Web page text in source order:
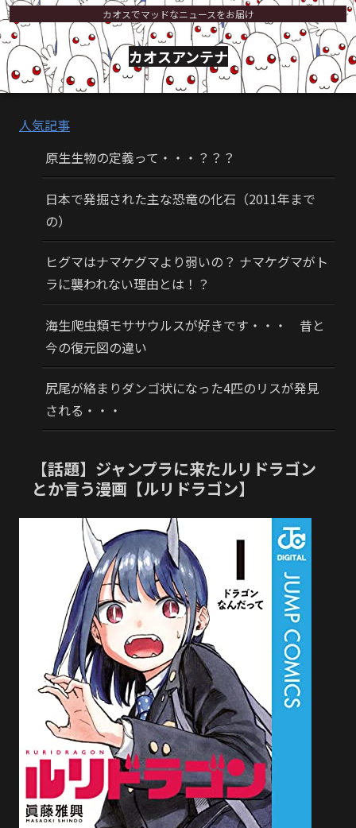
カオスでマッドなニュースをお届け
カオスアンテナ
人気記事
原生生物の定義って・・・？？？
日本で発掘された主な恐竜の化石（2011年まで
の）
ヒグマはナマケグマより弱いの？ ナマケグマがト
ラに襲われない理由とは！？
海生爬虫類モササウルスが好きです・・・ 昔と
今の復元図の違い
尻尾が絡まりダンゴ状になった4匹のリスが発見
される・・・
【話題】ジャンプラに来たルリドラゴン
とか言う漫画【ルリドラゴン】